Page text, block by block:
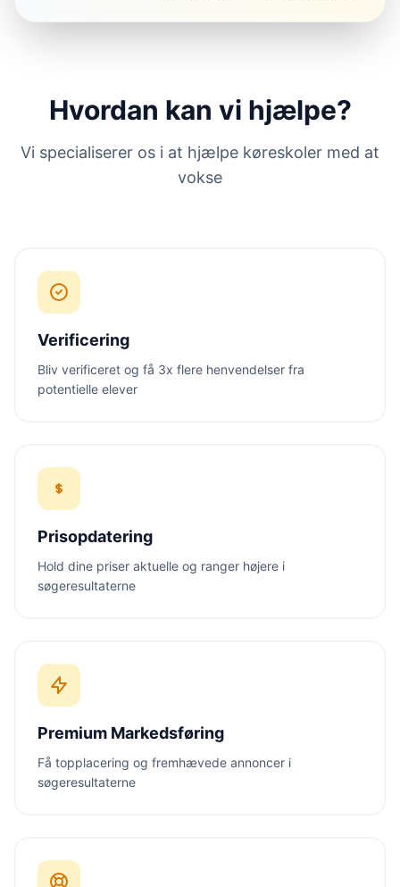
Hvordan kan vi hjælpe?
Vi specialiserer os i at hjælpe køreskoler med at
vokse
Verificering
Bliv verificeret og få 3x flere henvendelser fra
potentielle elever
Prisopdatering
Hold dine priser aktuelle og ranger højere i
søgeresultaterne
Premium Markedsføring
Få topplacering og fremhævede annoncer i
søgeresultaterne